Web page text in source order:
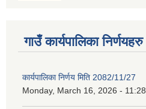
गाउँ कार्यपालिका निर्णयहरु
कार्यपालिका निर्णय मिति 2082/11/27
Monday, March 16, 2026 - 11:28